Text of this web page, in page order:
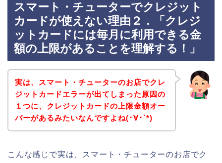
スマート・チューターでクレジット
カードが使えない理由２．「クレジ
ットカードには毎月に利用できる金
額の上限があることを理解する！」
実は、スマート・チューターのお店でクレ
ジットカードエラーが出てしまった原因の
１つに、クレジットカードの上限金額オー
バーがあるみたいなんですよね(･∀･`*)
こんな感じで実は、スマート・チューターのお店でク